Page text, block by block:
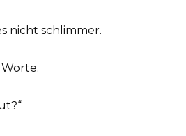
nicht schlimmer.